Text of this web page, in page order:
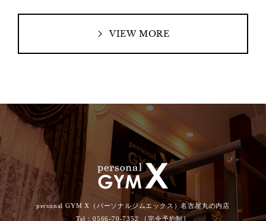
VIEW MORE
personal GYM X（パーソナルジムエックス）名古屋丸の内店
Tel：0566-70-7352 ［完全予約制］